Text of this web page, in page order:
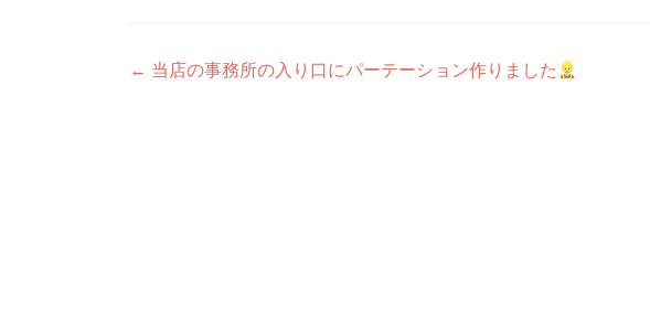
投
← 当店の事務所の入り口にパーテーション作りました